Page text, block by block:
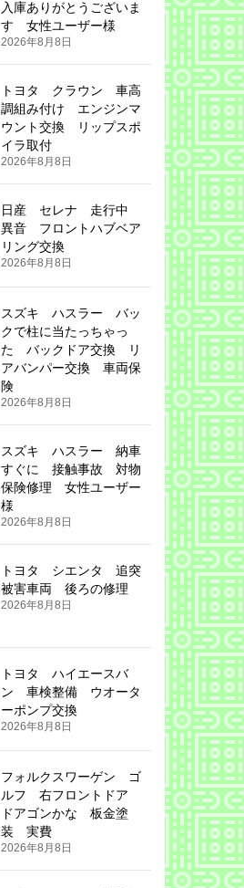
入庫ありがとうございま
す 女性ユーザー様
2026年8月8日
トヨタ クラウン 車高
調組み付け エンジンマ
ウント交換 リップスポ
イラ取付
2026年8月8日
日産 セレナ 走行中
異音 フロントハブベア
リング交換
2026年8月8日
スズキ ハスラー バッ
クで柱に当たっちゃっ
た バックドア交換 リ
アバンパー交換 車両保
険
2026年8月8日
スズキ ハスラー 納車
すぐに 接触事故 対物
保険修理 女性ユーザー
様
2026年8月8日
トヨタ シエンタ 追突
被害車両 後ろの修理
2026年8月8日
トヨタ ハイエースバ
ン 車検整備 ウオータ
ーポンプ交換
2026年8月8日
フォルクスワーゲン ゴ
ルフ 右フロントドア
ドアゴンかな 板金塗
装 実費
2026年8月8日